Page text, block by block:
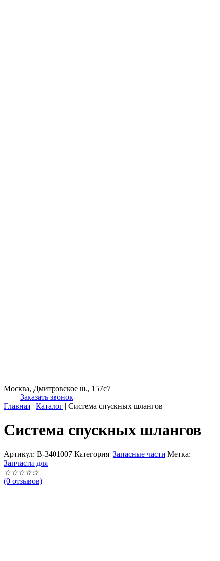
Москва, Дмитровское ш., 157с7
Заказать звонок
Главная | Каталог | Система спускных шлангов
Система спускных шлангов
Артикул: B-3401007 Категория: Запасные части Метка:
Запчасти для
☆☆☆☆☆
(0 отзывов)